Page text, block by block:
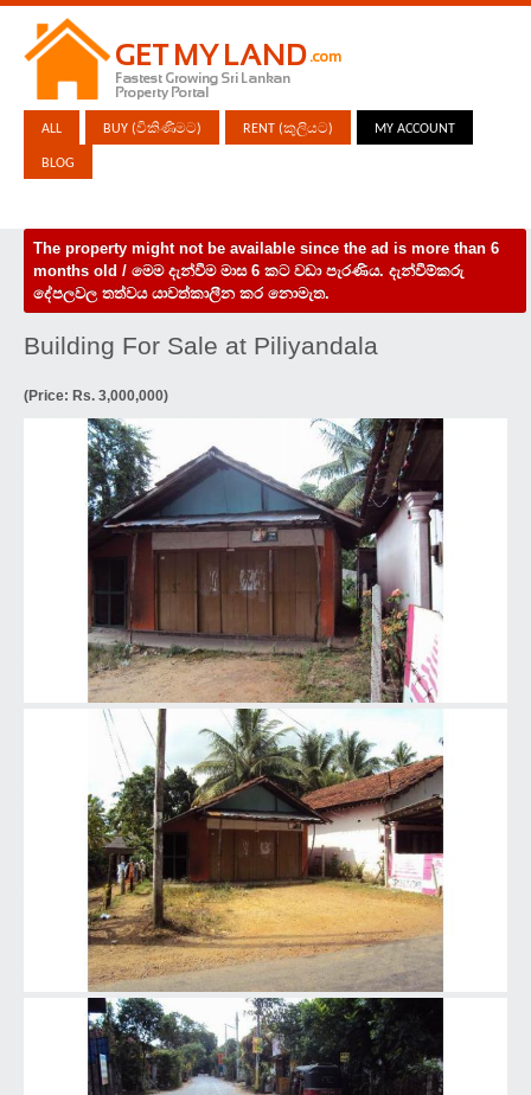
ALL BUY (විකිණීමට) RENT (කුලියට) MY ACCOUNT
BLOG
The property might not be available since the ad is more than 6
months old / මෙම දැන්වීම මාස 6 කට වඩා පැරණිය. දැන්වීම්කරු
දේපලවල තත්වය යාවත්කාලීන කර නොමැත.
Building For Sale at Piliyandala
(Price: Rs. 3,000,000)